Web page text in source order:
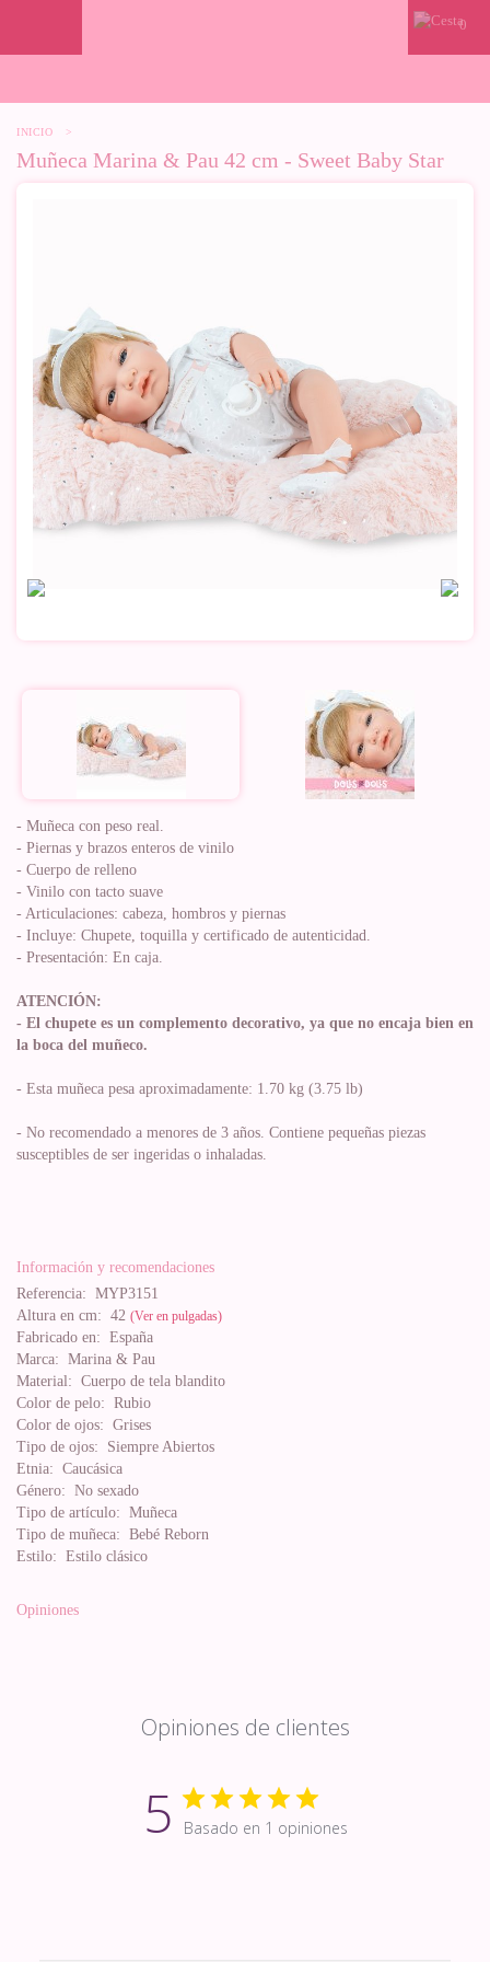
0
INICIO >
Muñeca Marina & Pau 42 cm - Sweet Baby Star
- Muñeca con peso real.
- Piernas y brazos enteros de vinilo
- Cuerpo de relleno
- Vinilo con tacto suave
- Articulaciones: cabeza, hombros y piernas
- Incluye: Chupete, toquilla y certificado de autenticidad.
- Presentación: En caja.
ATENCIÓN:
- El chupete es un complemento decorativo, ya que no encaja bien en
la boca del muñeco.
- Esta muñeca pesa aproximadamente: 1.70 kg (3.75 lb)
- No recomendado a menores de 3 años. Contiene pequeñas piezas
susceptibles de ser ingeridas o inhaladas.
Información y recomendaciones
Referencia: MYP3151
Altura en cm: 42 (Ver en pulgadas)
Fabricado en: España
Marca: Marina & Pau
Material: Cuerpo de tela blandito
Color de pelo: Rubio
Color de ojos: Grises
Tipo de ojos: Siempre Abiertos
Etnia: Caucásica
Género: No sexado
Tipo de artículo: Muñeca
Tipo de muñeca: Bebé Reborn
Estilo: Estilo clásico
Opiniones
Opiniones de clientes
5 Basado en 1 opiniones